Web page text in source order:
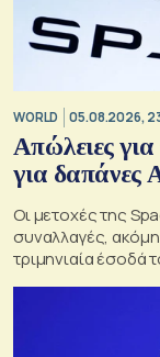
WORLD 05.08.2026,
Απώλειες
για δαπάνες
Οι μετοχές της
συναλλαγές,
τριμηνιαία έσοδά